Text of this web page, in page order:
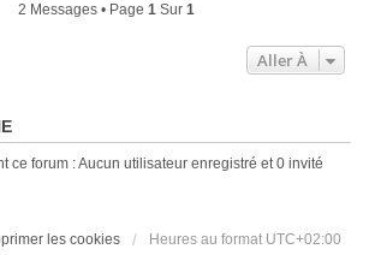
2 Messages • Page 1Sur 1
Aller À
ce forum : Aucun utilisateur enregistré et 0 invité
les cookies Heures au format UTC+02:00